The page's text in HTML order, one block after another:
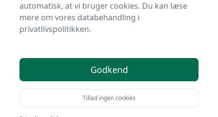
Bedste fluesmækkere
2025 - sammenlign 6
Find de bedste fluesmækkere på Kulturnet! Vi har
udvalgt 6 top-produkter, så du er sikret kvalitet og
automatisk, at vi bruger cookies. Du kan læse
mere om vores databehandling i
privatlivspolitikken.
Godkend
Tillad ingen cookies